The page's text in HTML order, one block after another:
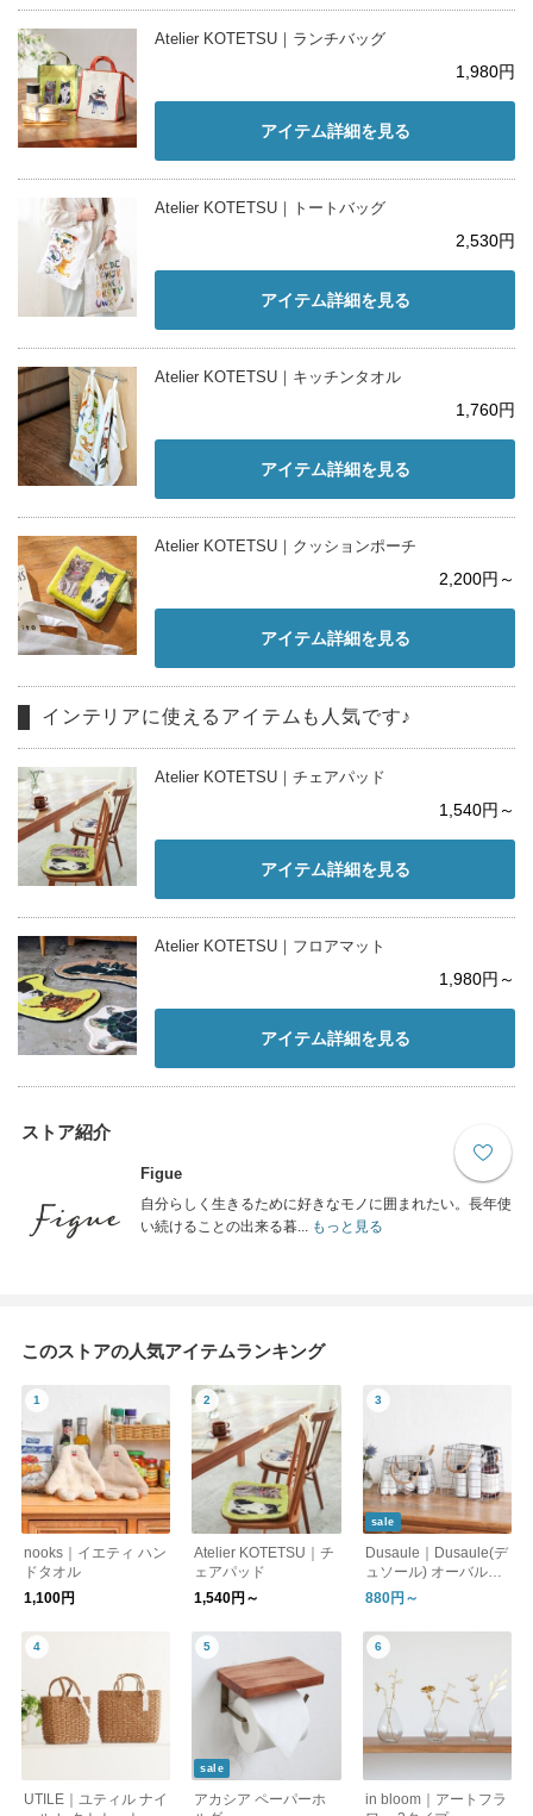
Atelier KOTETSU｜ランチバッグ
1,980円
アイテム詳細を見る
Atelier KOTETSU｜トートバッグ
2,530円
アイテム詳細を見る
Atelier KOTETSU｜キッチンタオル
1,760円
アイテム詳細を見る
Atelier KOTETSU｜クッションポーチ
2,200円～
アイテム詳細を見る
インテリアに使えるアイテムも人気です♪
Atelier KOTETSU｜チェアパッド
1,540円～
アイテム詳細を見る
Atelier KOTETSU｜フロアマット
1,980円～
アイテム詳細を見る
ストア紹介
Figue
自分らしく生きるために好きなモノに囲まれたい。長年使
い続けることの出来る暮...もっと見る
このストアの人気アイテムランキング
nooks｜イエティ ハン
ドタオル
1,100円
Atelier KOTETSU｜チ
ェアパッド
1,540円～
sale
Dusaule｜Dusaule(デ
ュソール) オーバルバ
ッグ/レクトバッグ
880円～
UTILE｜ユティル ナイ
sale
アカシア ペーパーホ
in bloom｜アートフラ